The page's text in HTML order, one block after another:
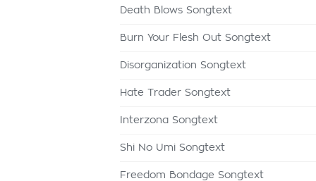
Death Blows Songtext
Burn Your Flesh Out Songtext
Disorganization Songtext
Hate Trader Songtext
Interzona Songtext
Shi No Umi Songtext
Freedom Bondage Songtext